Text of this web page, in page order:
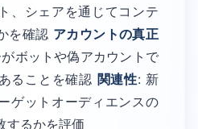
、シェアを通じてコンテ
を確認 アカウントの真正
ボットや偽アカウントで
ることを確認 関連性: 新
ゲットオーディエンスの
するかを評価